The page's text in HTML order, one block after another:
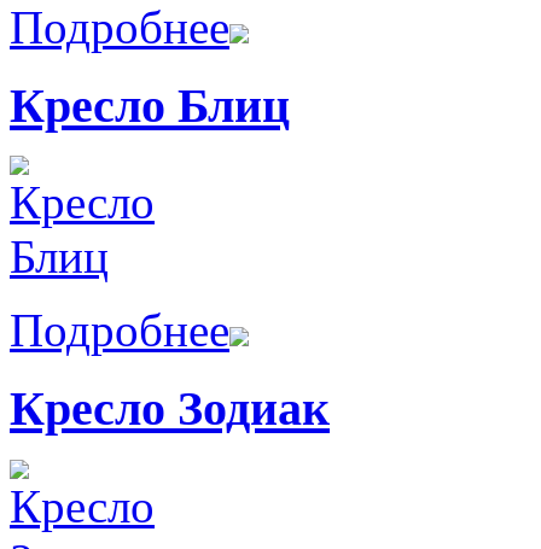
Подробнее
Кресло Блиц
Подробнее
Кресло Зодиак